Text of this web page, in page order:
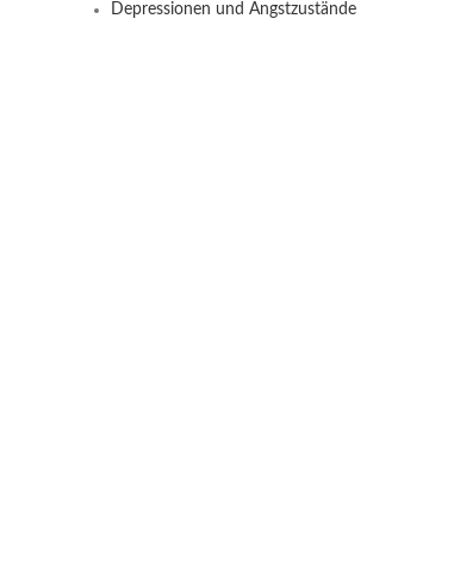
Depressionen und Angstzustände